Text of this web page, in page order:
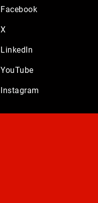
Facebook
X
LinkedIn
YouTube
Instagram